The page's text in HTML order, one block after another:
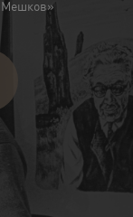
Мешков»